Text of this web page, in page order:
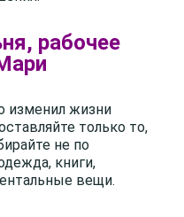
рабочее
изменил жизни
только то,
не по
книги,
вещи.